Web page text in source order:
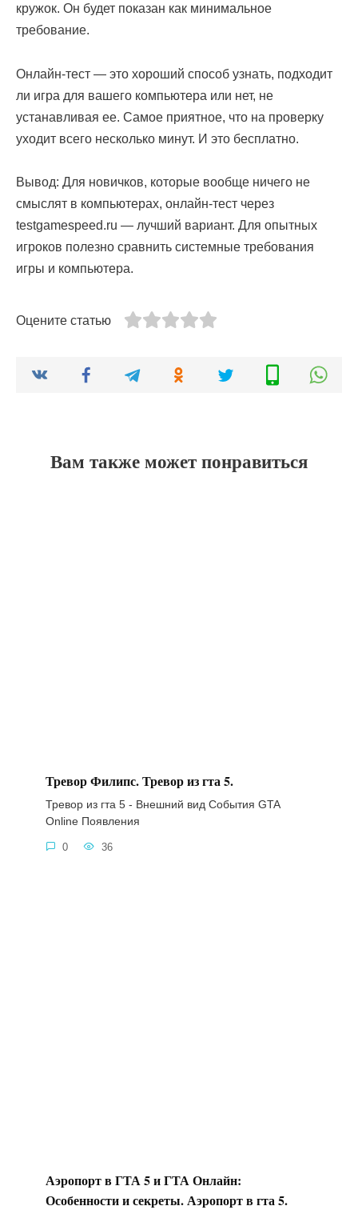
кружок. Он будет показан как минимальное
требование.
Онлайн-тест — это хороший способ узнать, подходит
ли игра для вашего компьютера или нет, не
устанавливая ее. Самое приятное, что на проверку
уходит всего несколько минут. И это бесплатно.
Вывод: Для новичков, которые вообще ничего не
смыслят в компьютерах, онлайн-тест через
testgamespeed.ru — лучший вариант. Для опытных
игроков полезно сравнить системные требования
игры и компьютера.
Оцените статью
Вам также может понравиться
Тревор Филипс. Тревор из гта 5.
Тревор из гта 5 - Внешний вид События GTA
Online Появления
0 36
Аэропорт в ГТА 5 и ГТА Онлайн:
Особенности и секреты. Аэропорт в гта 5.